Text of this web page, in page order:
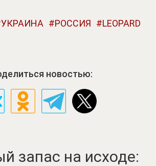
УКРАИНА РОССИЯ
LEOPARD
новостью:
запас на исходе: